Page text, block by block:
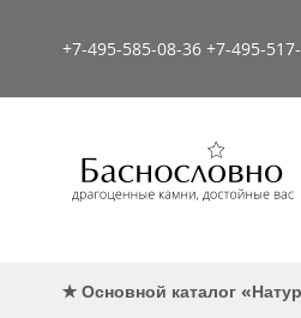
содержимому
+7-495-585-08-36 +7-495-
✭ Основной каталог